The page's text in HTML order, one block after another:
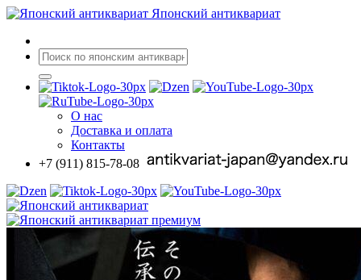
Японский антиквариат
О нас
Доставка и оплата
Контакты
+7 (911) 815-78-08